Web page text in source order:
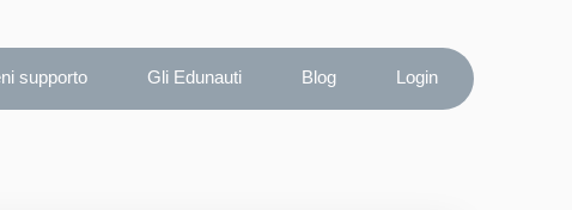
supporto Gli Edunauti Blog Login